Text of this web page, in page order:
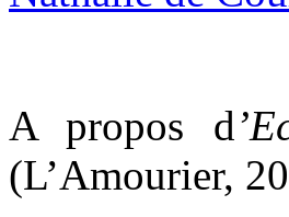
A propos d
(L’Amourier,